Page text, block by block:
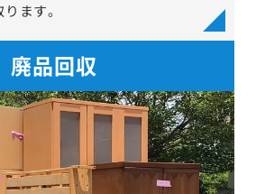
ます。
廃品回収